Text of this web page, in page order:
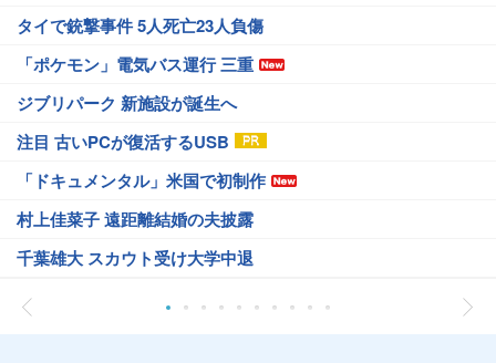
タイで銃撃事件 5人死亡23人負傷
「ポケモン」電気バス運行 三重
ジブリパーク 新施設が誕生へ
注目 古いPCが復活するUSB
「ドキュメンタル」米国で初制作
村上佳菜子 遠距離結婚の夫披露
千葉雄大 スカウト受け大学中退